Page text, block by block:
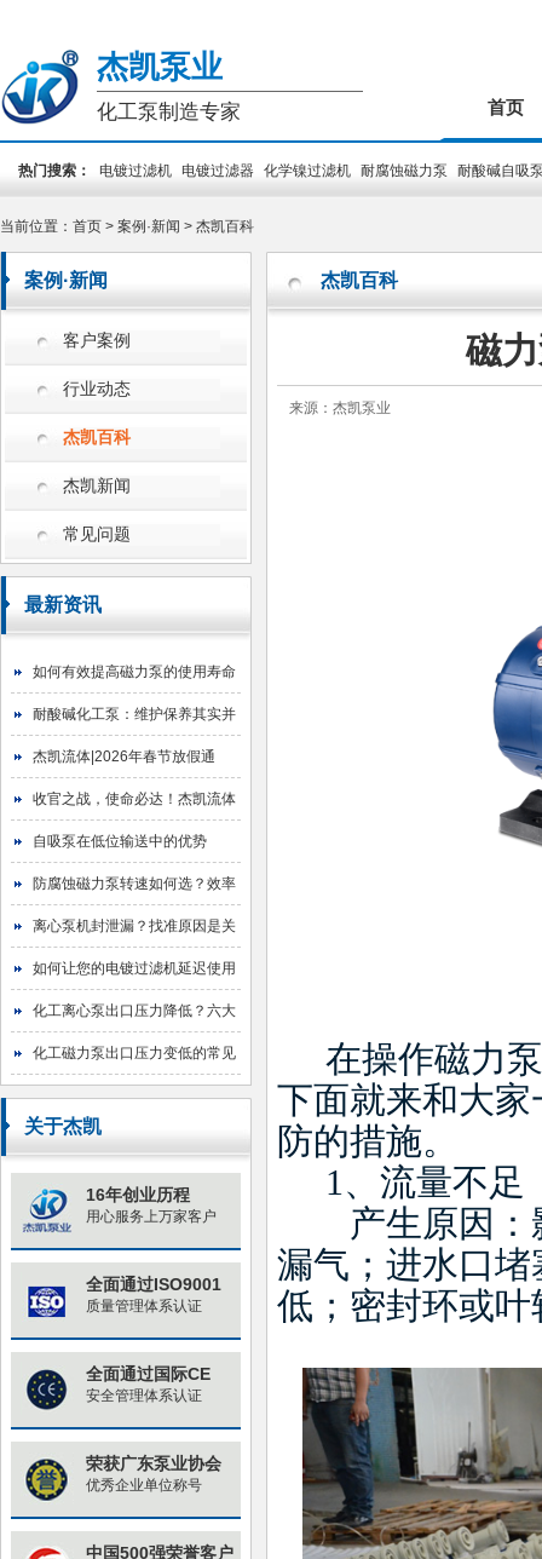
杰凯泵业
化工泵制造专家 首页
热门搜索： 电镀过滤机 电镀过滤器 化学镍过滤机 耐腐蚀磁力泵
耐酸碱自吸
当前位置： 首页 > 案例·新闻 > 杰凯百科
案例·新闻
客户案例
行业动态
杰凯百科
杰凯新闻
常见问题
最新资讯
如何有效提高磁力泵的使用寿命
耐酸碱化工泵：维护保养其实并
不难
杰凯流体|2026年春节放假通
知！
收官之战，使命必达！杰凯流体
2025年目标圆满达成
自吸泵在低位输送中的优势
防腐蚀磁力泵转速如何选？效率
与寿命的平衡艺术
离心泵机封泄漏？找准原因是关
键！
如何让您的电镀过滤机延迟使用
寿命
化工离心泵出口压力降低？六大
原因与排查指南
化工磁力泵出口压力变低的常见
原因与对策
关于杰凯
16年创业历程
用心服务上万家客户
全面通过ISO9001
质量管理体系认证
全面通过国际CE
安全管理体系认证
荣获广东泵业协会
优秀企业单位称号
中国500强荣誉客户
杰凯百科
磁
来源：杰凯泵业
在操作磁力
下面就来和大
防的措施。
1、流量不足
产生原因：影
漏气；进水口
低；密封环或